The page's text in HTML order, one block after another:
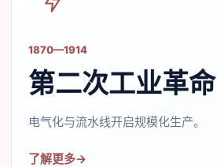
1960—2020
第三次工业革命
计算机与互联网推动信息化协同。
了解更多→